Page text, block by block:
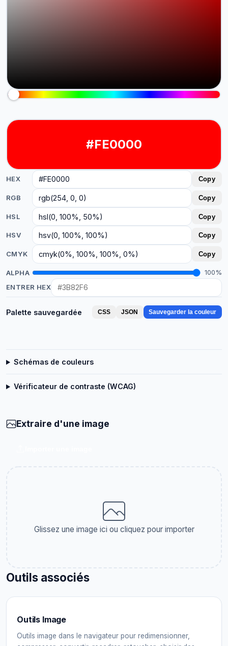
#FE0000
HEX Copy
RGB Copy
HSL Copy
HSV Copy
CMYK Copy
ALPHA 100%
ENTRER HEX
Palette sauvegardée CSS JSON Sauvegarder la couleur
Schémas de couleurs
Vérificateur de contraste (WCAG)
Extraire d'une image
Glissez une image ici ou cliquez pour importer
Outils associés
Outils Image
Outils image dans le navigateur pour redimensionner,